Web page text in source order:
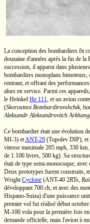
La conception des bombardiers fit
douzaine d'années après la fin de
succession, il apparut dans
bombardiers monoplans bimoteurs,
rentrant, et offrant des
alors en service. Parmi ces
le Heinkel He 111, et un avion
(Skorostnoi Bombardirovshchik,
Aleksandr Aleksandrovitch
Ce bombardier était une évolution
MI-3) etANT-29 (Tupolev DIP), et
vitesse maximale 205 mph, 330 km,
de 1.100 livres, 500 kg). Sa
était de type semi-monocoque, avec
Deux prototypes furent construits,
WrightCyclone (ANT-40 2RTs,
développant700 ch, et avec des
Hispano-Suiza) d'une puissance
premier vol fut réalisé début
M-100 vola pour la première fois
demande officielle, mais l'avion à